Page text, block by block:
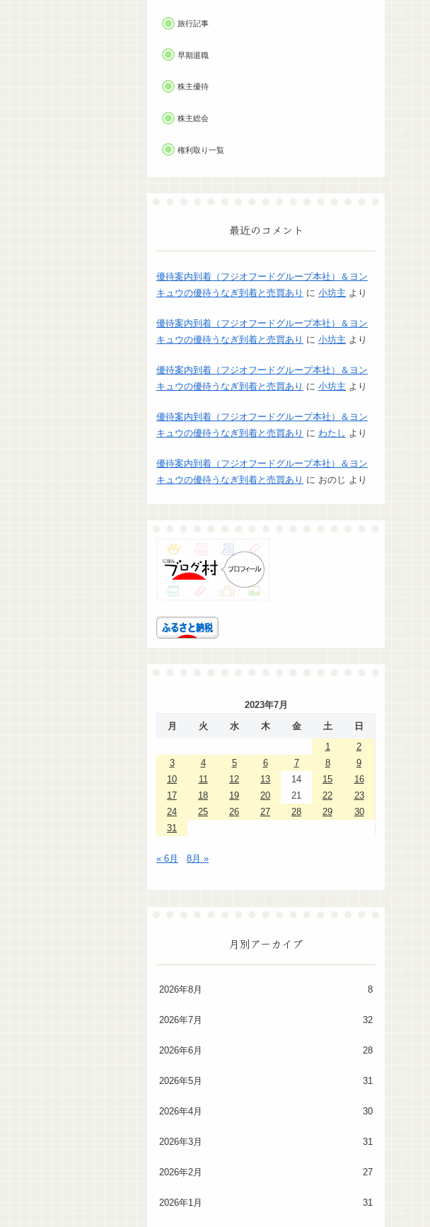
旅行記事
早期退職
株主優待
株主総会
権利取り一覧
最近のコメント
優待案内到着（フジオフードグループ本社）＆ヨン
キュウの優待うなぎ到着と売買あり に 小坊主 より
優待案内到着（フジオフードグループ本社）＆ヨン
キュウの優待うなぎ到着と売買あり に 小坊主 より
優待案内到着（フジオフードグループ本社）＆ヨン
キュウの優待うなぎ到着と売買あり に 小坊主 より
優待案内到着（フジオフードグループ本社）＆ヨン
キュウの優待うなぎ到着と売買あり に わたし より
優待案内到着（フジオフードグループ本社）＆ヨン
キュウの優待うなぎ到着と売買あり に おのじ より
2023年7月
月
火 水 木 金 土
日
1
2
3
4 5 6 7 8
9
10
11 12 13 14 15
16
17
18 19 20 21 22
23
24
25 26 27 28 29
30
31
« 6月 8月 »
月別アーカイブ
2026年8月 8
2026年7月 32
2026年6月 28
2026年5月 31
2026年4月 30
2026年3月 31
2026年2月 27
2026年1月 31